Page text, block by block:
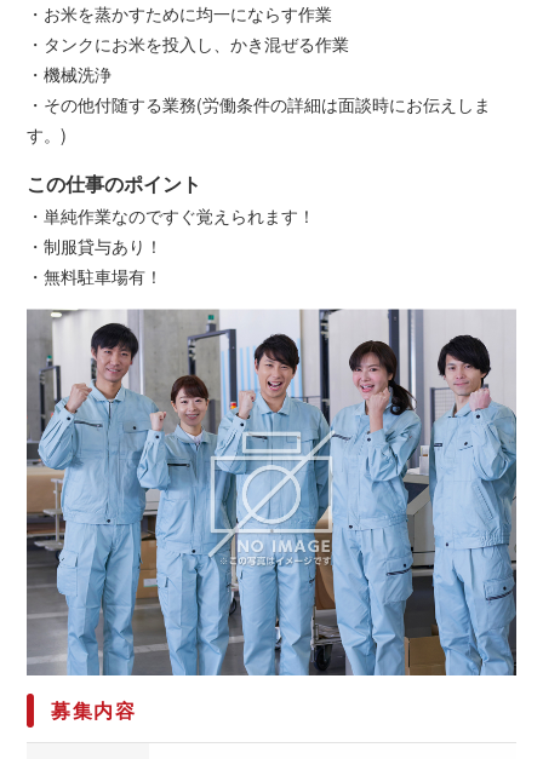
・お米を蒸かすために均一にならす作業
・タンクにお米を投入し、かき混ぜる作業
・機械洗浄
・その他付随する業務(労働条件の詳細は面談時にお伝えしま
す。)
この仕事のポイント
・単純作業なのですぐ覚えられます！
・制服貸与あり！
・無料駐車場有！
募集内容